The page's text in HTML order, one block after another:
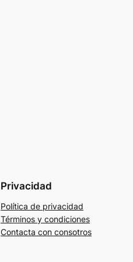
Privacidad
Política de privacidad
Términos y condiciones
Contacta con consotros